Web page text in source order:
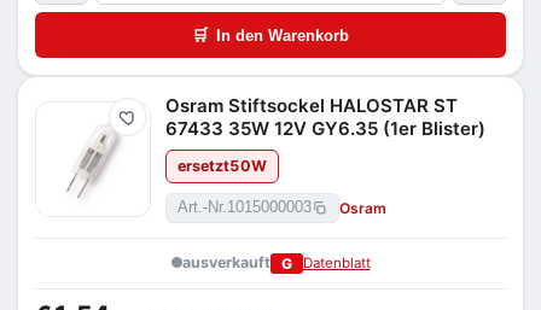
🛒 In den Warenkorb
Merken
Osram Stiftsockel HALOSTAR ST
67433 35W 12V GY6.35 (1er Blister)
ersetzt50W
Art.-Nr.1015000003 Osram
ausverkauft G Datenblatt